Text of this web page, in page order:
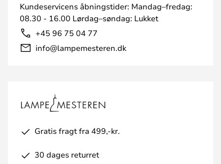
Kundeservicens åbningstider: Mandag–fredag:
08.30 - 16.00 Lørdag–søndag: Lukket
+45 96 75 04 77
info@lampemesteren.dk
Gratis fragt fra 499,-kr.
30 dages returret